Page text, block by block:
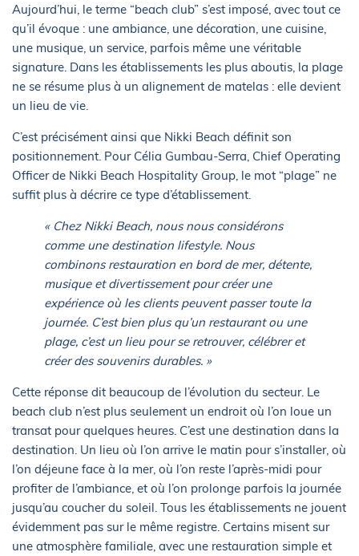
Aujourd’hui, le terme “beach club” s’est imposé, avec tout ce
qu’il évoque : une ambiance, une décoration, une cuisine,
une musique, un service, parfois même une véritable
signature. Dans les établissements les plus aboutis, la plage
ne se résume plus à un alignement de matelas : elle devient
un lieu de vie.
C’est précisément ainsi que Nikki Beach définit son
positionnement. Pour Célia Gumbau-Serra, Chief Operating
Officer de Nikki Beach Hospitality Group, le mot “plage” ne
suffit plus à décrire ce type d’établissement.
« Chez Nikki Beach, nous nous considérons
comme une destination lifestyle. Nous
combinons restauration en bord de mer, détente,
musique et divertissement pour créer une
expérience où les clients peuvent passer toute la
journée. C’est bien plus qu’un restaurant ou une
plage, c’est un lieu pour se retrouver, célébrer et
créer des souvenirs durables. »
Cette réponse dit beaucoup de l’évolution du secteur. Le
beach club n’est plus seulement un endroit où l’on loue un
transat pour quelques heures. C’est une destination dans la
destination. Un lieu où l’on arrive le matin pour s’installer, où
l’on déjeune face à la mer, où l’on reste l’après-midi pour
profiter de l’ambiance, et où l’on prolonge parfois la journée
jusqu’au coucher du soleil. Tous les établissements ne jouent
évidemment pas sur le même registre. Certains misent sur
une atmosphère familiale, avec une restauration simple et